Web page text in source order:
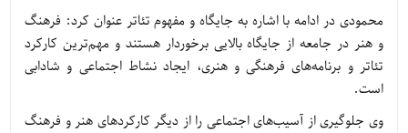
محمودی در ادامه با اشاره به جایگاه و مفهوم تئاتر عنوان کرد: فرهنگ
و هنر در جامعه از جایگاه بالایی برخوردار هستند و مهم‌ترین کارکرد
تئاتر و برنامه‌های فرهنگی و هنری، ایجاد نشاط اجتماعی و شادابی
است.
وی جلوگیری از آسیب‌های اجتماعی را از دیگر کارکردهای هنر و فرهنگ